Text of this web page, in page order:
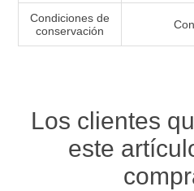
Condiciones de
conservación
Los clientes
este